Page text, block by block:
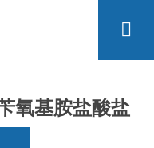

氧基胺盐酸盐